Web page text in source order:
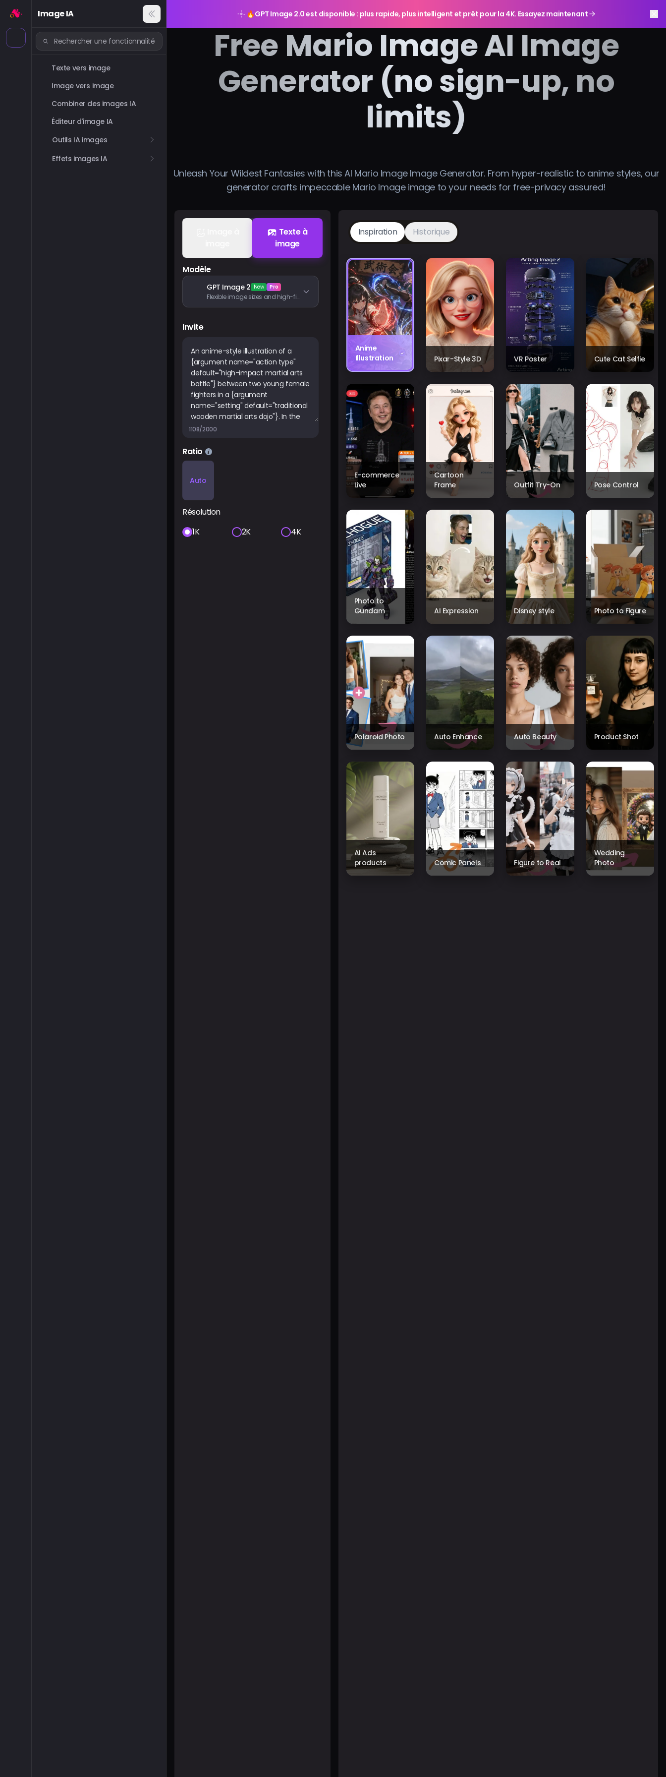
Image IA
Texte vers image
Image vers image
Combiner des images IA
Éditeur d'image IA
Outils IA images
Effets images IA
🔥GPT Image 2.0 est disponible : plus rapide, plus intelligent et prêt pour la 4K. Essayez maintenant
Free Mario Image AI Image
Generator (no sign-up, no
limits)
Unleash Your Wildest Fantasies with this AI Mario Image Image Generator. From hyper-realistic to anime styles, our
generator crafts impeccable Mario Image image to your needs for free-privacy assured!
Texte à
image
Modèle
GPT Image 2 New Pro
Flexible image sizes and high-fidelity image inputs
Invite
1108/2000
Ratio
Auto
Résolution
1K
2K 4K
Inspiration Historique
Anime
Illustration
Pixar-Style 3D VR Poster Cute Cat Selfie
E-commerce
Live
Cartoon
Frame
Outfit Try-On Pose Control
Photo to
Gundam
AI Expression Disney style Photo to Figure
Polaroid Photo Auto Enhance Auto Beauty Product Shot
AI Ads
products
Comic Panels Figure to Real
Wedding
Photo